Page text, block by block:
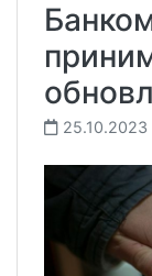
25.10.2023